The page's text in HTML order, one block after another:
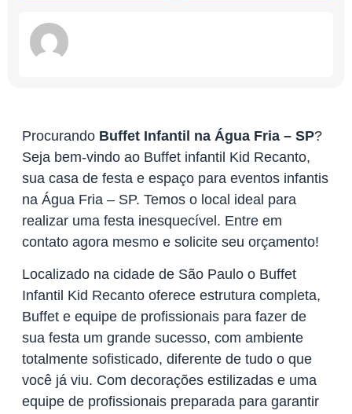
Procurando Buffet Infantil na Água Fria – SP?
Seja bem-vindo ao Buffet infantil Kid Recanto,
sua casa de festa e espaço para eventos infantis
na Água Fria – SP. Temos o local ideal para
realizar uma festa inesquecível. Entre em
contato agora mesmo e solicite seu orçamento!
Localizado na cidade de São Paulo o Buffet
Infantil Kid Recanto oferece estrutura completa,
Buffet e equipe de profissionais para fazer de
sua festa um grande sucesso, com ambiente
totalmente sofisticado, diferente de tudo o que
você já viu. Com decorações estilizadas e uma
equipe de profissionais preparada para garantir